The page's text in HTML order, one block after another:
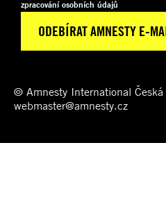
zpracování osobních údajů
© Amnesty International
webmaster@amnesty.cz